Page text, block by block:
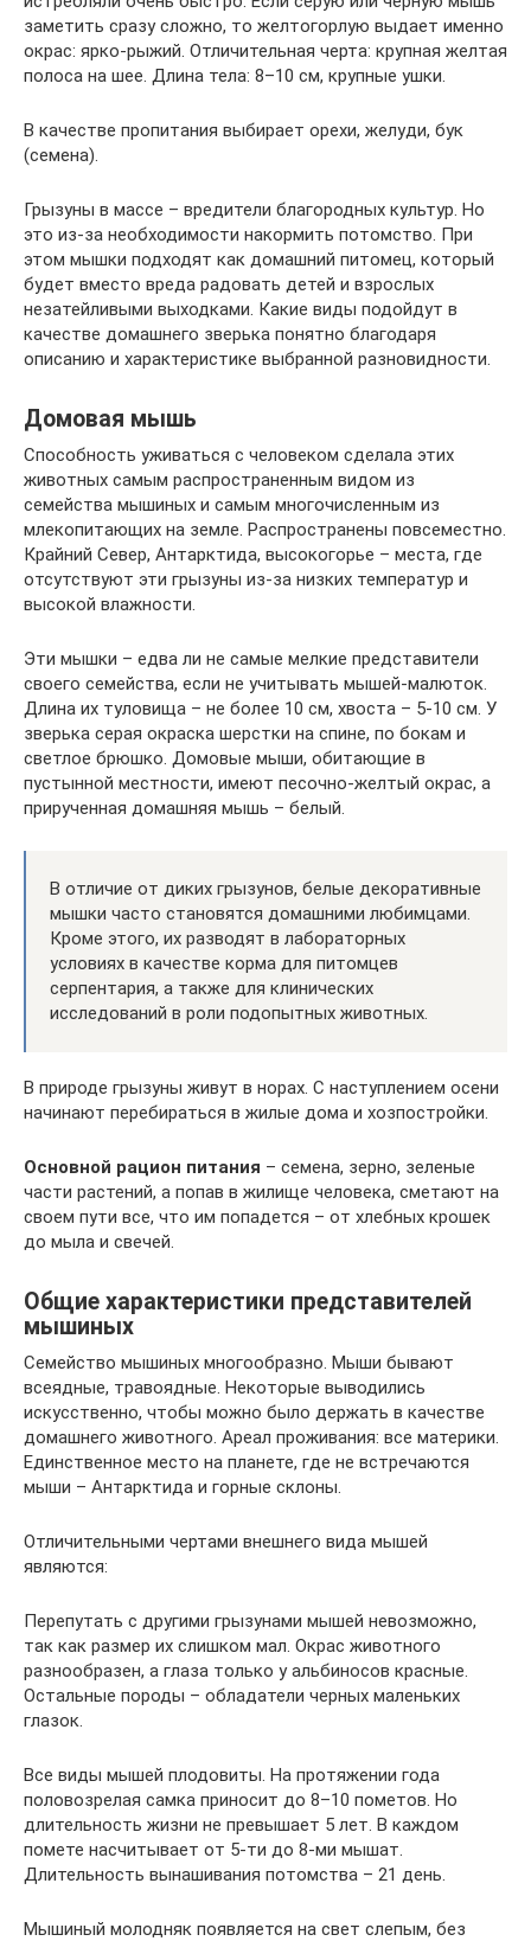
заметить сразу сложно, то желтогорлую выдает именно
окрас: ярко-рыжий. Отличительная черта: крупная желтая
полоса на шее. Длина тела: 8–10 см, крупные ушки.
В качестве пропитания выбирает орехи, желуди, бук
(семена).
Грызуны в массе – вредители благородных культур. Но
это из-за необходимости накормить потомство. При
этом мышки подходят как домашний питомец, который
будет вместо вреда радовать детей и взрослых
незатейливыми выходками. Какие виды подойдут в
качестве домашнего зверька понятно благодаря
описанию и характеристике выбранной разновидности.
Домовая мышь
Способность уживаться с человеком сделала этих
животных самым распространенным видом из
семейства мышиных и самым многочисленным из
млекопитающих на земле. Распространены повсеместно.
Крайний Север, Антарктида, высокогорье – места, где
отсутствуют эти грызуны из-за низких температур и
высокой влажности.
Эти мышки – едва ли не самые мелкие представители
своего семейства, если не учитывать мышей-малюток.
Длина их туловища – не более 10 см, хвоста – 5-10 см. У
зверька серая окраска шерстки на спине, по бокам и
светлое брюшко. Домовые мыши, обитающие в
пустынной местности, имеют песочно-желтый окрас, а
прирученная домашняя мышь – белый.
В отличие от диких грызунов, белые декоративные
мышки часто становятся домашними любимцами.
Кроме этого, их разводят в лабораторных
условиях в качестве корма для питомцев
серпентария, а также для клинических
исследований в роли подопытных животных.
В природе грызуны живут в норах. С наступлением осени
начинают перебираться в жилые дома и хозпостройки.
Основной рацион питания – семена, зерно, зеленые
части растений, а попав в жилище человека, сметают на
своем пути все, что им попадется – от хлебных крошек
до мыла и свечей.
Общие характеристики представителей
мышиных
Семейство мышиных многообразно. Мыши бывают
всеядные, травоядные. Некоторые выводились
искусственно, чтобы можно было держать в качестве
домашнего животного. Ареал проживания: все материки.
Единственное место на планете, где не встречаются
мыши – Антарктида и горные склоны.
Отличительными чертами внешнего вида мышей
являются:
Перепутать с другими грызунами мышей невозможно,
так как размер их слишком мал. Окрас животного
разнообразен, а глаза только у альбиносов красные.
Остальные породы – обладатели черных маленьких
глазок.
Все виды мышей плодовиты. На протяжении года
половозрелая самка приносит до 8–10 пометов. Но
длительность жизни не превышает 5 лет. В каждом
помете насчитывает от 5-ти до 8-ми мышат.
Длительность вынашивания потомства – 21 день.
Мышиный молодняк появляется на свет слепым, без